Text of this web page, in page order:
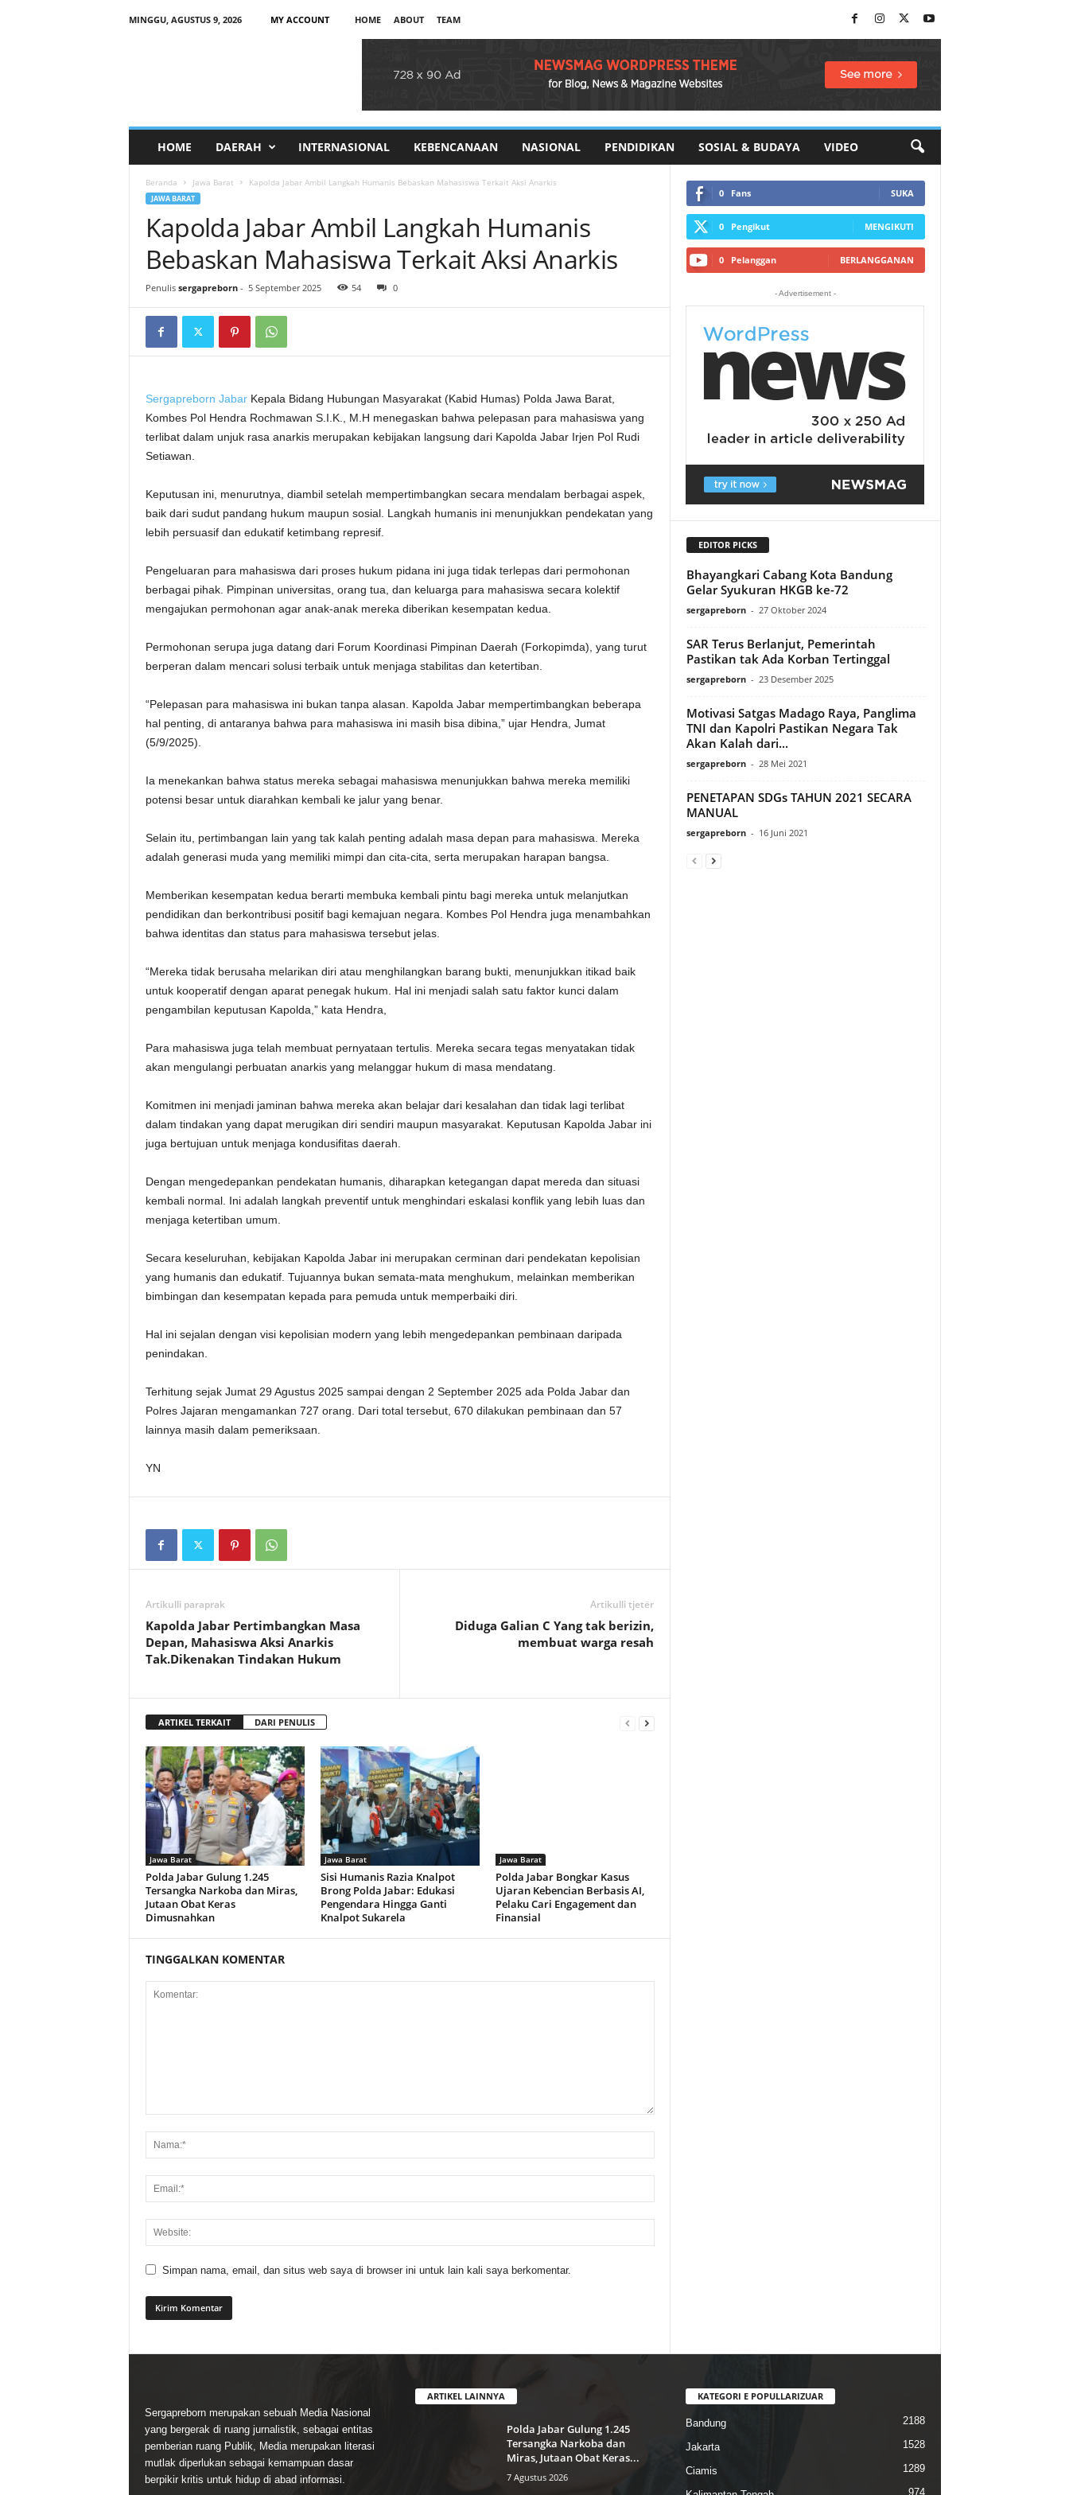
MINGGU, AGUSTUS 9, 2026 MY ACCOUNT HOME ABOUT TEAM
HOME DAERAH INTERNASIONAL KEBENCANAAN NASIONAL PENDIDIKAN SOSIAL & BUDAYA VIDEO
Beranda Jawa Barat Kapolda Jabar Ambil Langkah Humanis Bebaskan Mahasiswa Terkait Aksi Anarkis
JAWA BARAT
Kapolda Jabar Ambil Langkah Humanis
Bebaskan Mahasiswa Terkait Aksi Anarkis
Penulis sergapreborn- 5 September 2025 54 0
Sergapreborn JabarKepala Bidang Hubungan Masyarakat (Kabid Humas) Polda Jawa Barat,
Kombes Pol Hendra Rochmawan S.I.K., M.H menegaskan bahwa pelepasan para mahasiswa yang
terlibat dalam unjuk rasa anarkis merupakan kebijakan langsung dari Kapolda Jabar Irjen Pol Rudi
Setiawan.
Keputusan ini, menurutnya, diambil setelah mempertimbangkan secara mendalam berbagai aspek,
baik dari sudut pandang hukum maupun sosial. Langkah humanis ini menunjukkan pendekatan yang
lebih persuasif dan edukatif ketimbang represif.
Pengeluaran para mahasiswa dari proses hukum pidana ini juga tidak terlepas dari permohonan
berbagai pihak. Pimpinan universitas, orang tua, dan keluarga para mahasiswa secara kolektif
mengajukan permohonan agar anak-anak mereka diberikan kesempatan kedua.
Permohonan serupa juga datang dari Forum Koordinasi Pimpinan Daerah (Forkopimda), yang turut
berperan dalam mencari solusi terbaik untuk menjaga stabilitas dan ketertiban.
“Pelepasan para mahasiswa ini bukan tanpa alasan. Kapolda Jabar mempertimbangkan beberapa
hal penting, di antaranya bahwa para mahasiswa ini masih bisa dibina,” ujar Hendra, Jumat
(5/9/2025).
Ia menekankan bahwa status mereka sebagai mahasiswa menunjukkan bahwa mereka memiliki
potensi besar untuk diarahkan kembali ke jalur yang benar.
Selain itu, pertimbangan lain yang tak kalah penting adalah masa depan para mahasiswa. Mereka
adalah generasi muda yang memiliki mimpi dan cita-cita, serta merupakan harapan bangsa.
Memberikan kesempatan kedua berarti membuka kembali pintu bagi mereka untuk melanjutkan
pendidikan dan berkontribusi positif bagi kemajuan negara. Kombes Pol Hendra juga menambahkan
bahwa identitas dan status para mahasiswa tersebut jelas.
“Mereka tidak berusaha melarikan diri atau menghilangkan barang bukti, menunjukkan itikad baik
untuk kooperatif dengan aparat penegak hukum. Hal ini menjadi salah satu faktor kunci dalam
pengambilan keputusan Kapolda,” kata Hendra,
Para mahasiswa juga telah membuat pernyataan tertulis. Mereka secara tegas menyatakan tidak
akan mengulangi perbuatan anarkis yang melanggar hukum di masa mendatang.
Komitmen ini menjadi jaminan bahwa mereka akan belajar dari kesalahan dan tidak lagi terlibat
dalam tindakan yang dapat merugikan diri sendiri maupun masyarakat. Keputusan Kapolda Jabar ini
juga bertujuan untuk menjaga kondusifitas daerah.
Dengan mengedepankan pendekatan humanis, diharapkan ketegangan dapat mereda dan situasi
kembali normal. Ini adalah langkah preventif untuk menghindari eskalasi konflik yang lebih luas dan
menjaga ketertiban umum.
Secara keseluruhan, kebijakan Kapolda Jabar ini merupakan cerminan dari pendekatan kepolisian
yang humanis dan edukatif. Tujuannya bukan semata-mata menghukum, melainkan memberikan
bimbingan dan kesempatan kepada para pemuda untuk memperbaiki diri.
Hal ini sejalan dengan visi kepolisian modern yang lebih mengedepankan pembinaan daripada
penindakan.
Terhitung sejak Jumat 29 Agustus 2025 sampai dengan 2 September 2025 ada Polda Jabar dan
Polres Jajaran mengamankan 727 orang. Dari total tersebut, 670 dilakukan pembinaan dan 57
lainnya masih dalam pemeriksaan.
YN
Artikulli paraprak
Kapolda Jabar Pertimbangkan Masa
Depan, Mahasiswa Aksi Anarkis
Tak.Dikenakan Tindakan Hukum
Artikulli tjetër
Diduga Galian C Yang tak berizin,
membuat warga resah
ARTIKEL TERKAIT DARI PENULIS
Jawa Barat
Polda Jabar Gulung 1.245
Tersangka Narkoba dan Miras,
Jutaan Obat Keras
Dimusnahkan
Jawa Barat
Sisi Humanis Razia Knalpot
Brong Polda Jabar: Edukasi
Pengendara Hingga Ganti
Knalpot Sukarela
Jawa Barat
Polda Jabar Bongkar Kasus
Ujaran Kebencian Berbasis AI,
Pelaku Cari Engagement dan
Finansial
TINGGALKAN KOMENTAR
Simpan nama, email, dan situs web saya di browser ini untuk lain kali saya berkomentar.
0 Fans SUKA
0 Pengikut MENGIKUTI
0 Pelanggan BERLANGGANAN
- Advertisement -
EDITOR PICKS
Bhayangkari Cabang Kota Bandung
Gelar Syukuran HKGB ke-72
sergapreborn - 27 Oktober 2024
SAR Terus Berlanjut, Pemerintah
Pastikan tak Ada Korban Tertinggal
sergapreborn - 23 Desember 2025
Motivasi Satgas Madago Raya, Panglima
TNI dan Kapolri Pastikan Negara Tak
Akan Kalah dari...
sergapreborn - 28 Mei 2021
PENETAPAN SDGs TAHUN 2021 SECARA
MANUAL
sergapreborn - 16 Juni 2021
Sergapreborn merupakan sebuah Media Nasional
yang bergerak di ruang jurnalistik, sebagai entitas
pemberian ruang Publik, Media merupakan literasi
mutlak diperlukan sebagai kemampuan dasar
berpikir kritis untuk hidup di abad informasi.
ARTIKEL LAINNYA
Polda Jabar Gulung 1.245
Tersangka Narkoba dan
Miras, Jutaan Obat Keras...
7 Agustus 2026
KATEGORI E POPULLARIZUAR
Bandung 2188
Jakarta 1528
Ciamis 1289
974